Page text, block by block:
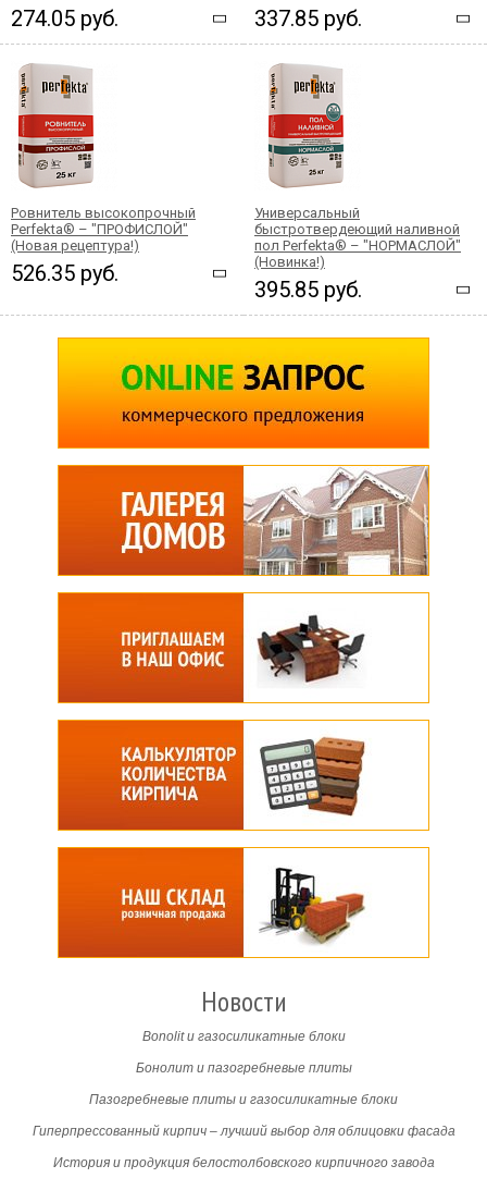
274.05 руб. 337.85 руб.
Ровнитель высокопрочный
Perfekta® – "ПРОФИСЛОЙ"
(Новая рецептура!)
526.35 руб.
Универсальный
быстротвердеющий наливной
пол Perfekta® – "НОРМАСЛОЙ"
(Новинка!)
395.85 руб.
Новости
Bonolit и газосиликатные блоки
Бонолит и пазогребневые плиты
Пазогребневые плиты и газосиликатные блоки
Гиперпрессованный кирпич – лучший выбор для облицовки фасада
История и продукция белостолбовского кирпичного завода